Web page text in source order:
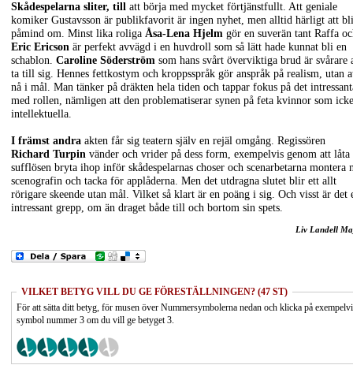
Skådespelarna sliter, till att börja med mycket förtjänstfullt. Att geniale
komiker Gustavsson är publikfavorit är ingen nyhet, men alltid härligt att bli
påmind om. Minst lika roliga Åsa-Lena Hjelm gör en suverän tant Raffa
Eric Ericson är perfekt avvägd i en huvdroll som så lätt hade kunnat bli en
schablon. Caroline Söderström som hans svårt överviktiga brud är svårare
ta till sig. Hennes fettkostym och kroppsspråk gör anspråk på realism, utan
nå i mål. Man tänker på dräkten hela tiden och tappar fokus på det
med rollen, nämligen att den problematiserar synen på feta kvinnor som icke
intellektuella.
I främst andra akten får sig teatern själv en rejäl omgång. Regissören
Richard Turpin vänder och vrider på dess form, exempelvis genom att låta
sufflösen bryta ihop inför skådespelarnas choser och scenarbetarna montera
scenografin och tacka för applåderna. Men det utdragna slutet blir ett allt
rörigare skeende utan mål. Vilket så klart är en poäng i sig. Och visst är det
intressant grepp, om än draget både till och bortom sin spets.
Liv Landell
VILKET BETYG VILL DU GE FÖRESTÄLLNINGEN? (47 ST)
För att sätta ditt betyg, för musen över Nummersymbolerna nedan och klicka på
symbol nummer 3 om du vill ge betyget 3.